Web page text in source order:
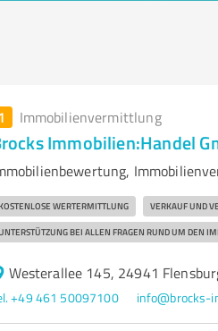
Immobilienvermittlung
Immobilien:Handel
WERTERMITTLUNG VERKAUF UND
BEI ALLEN FRAGEN RUND UM DEN
Westerallee 145, 24941
+49 461 50097100 info@brocks-